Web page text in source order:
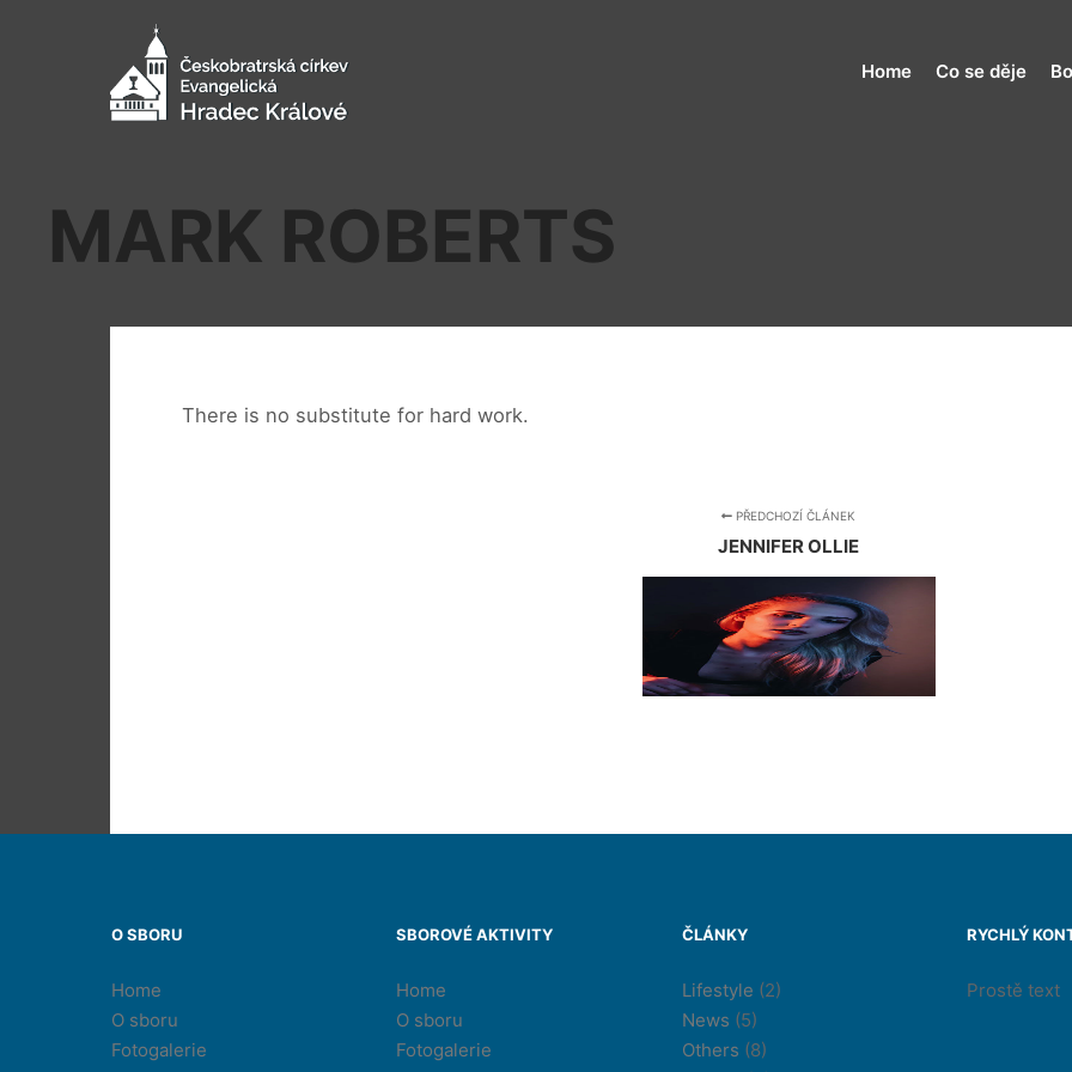
Home Co se děje
MARK ROBERTS
There is no substitute for hard work.
PŘEDCHOZÍ ČLÁNEK
JENNIFER OLLIE
O SBORU
Home
O sboru
Fotogalerie
SBOROVÉ AKTIVITY
Home
O sboru
Fotogalerie
ČLÁNKY
Lifestyle (2)
News (5)
Others (8)
RYCHLÝ
Prostě text